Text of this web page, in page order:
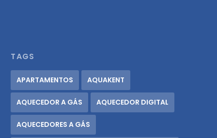
TAGS
APARTAMENTOS AQUAKENT
AQUECEDOR A GÁS AQUECEDOR DIGITAL
AQUECEDORES A GÁS